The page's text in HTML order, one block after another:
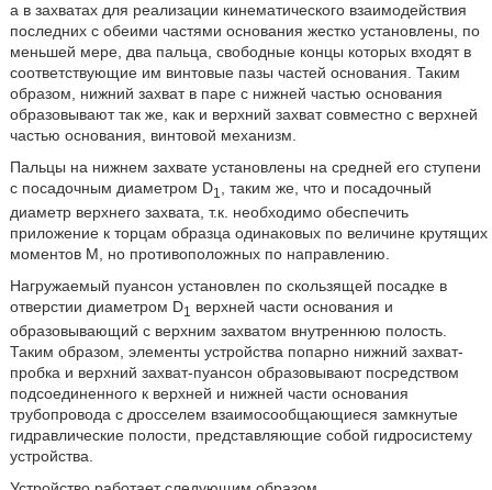
а в захватах для реализации кинематического взаимодействия
последних с обеими частями основания жестко установлены, по
меньшей мере, два пальца, свободные концы которых входят в
соответствующие им винтовые пазы частей основания. Таким
образом, нижний захват в паре с нижней частью основания
образовывают так же, как и верхний захват совместно с верхней
частью основания, винтовой механизм.
Пальцы на нижнем захвате установлены на средней его ступени
с посадочным диаметром D1
, таким же, что и посадочный
диаметр верхнего захвата, т.к. необходимо обеспечить
приложение к торцам образца одинаковых по величине крутящих
моментов M, но противоположных по направлению.
Нагружаемый пуансон установлен по скользящей посадке в
отверстии диаметром D1
верхней части основания и
образовывающий с верхним захватом внутреннюю полость.
Таким образом, элементы устройства попарно нижний захват-
пробка и верхний захват-пуансон образовывают посредством
подсоединенного к верхней и нижней части основания
трубопровода с дросселем взаимосообщающиеся замкнутые
гидравлические полости, представляющие собой гидросистему
устройства.